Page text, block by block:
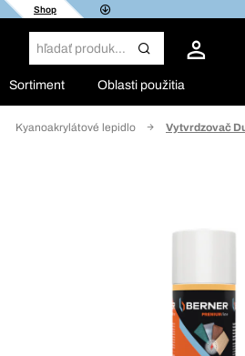
Shop
Sortiment Oblasti použitia
Kyanoakrylátové lepidlo Vytvrdzovač